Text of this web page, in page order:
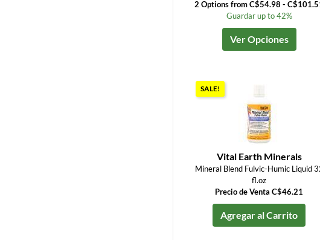
2 Options from C$54.98 -
Guardar up to 42%
Ver Opciones
SALE!
Vital Earth Minerals
Mineral Blend Fulvic-Humic Liquid
fl.oz
Precio de Venta C$46.21
Agregar al Carrito